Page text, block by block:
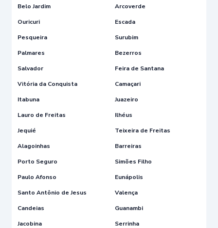
Belo Jardim
Arcoverde
Ouricuri
Escada
Pesqueira
Surubim
Palmares
Bezerros
Salvador
Feira de Santana
Vitória da Conquista
Camaçari
Itabuna
Juazeiro
Lauro de Freitas
Ilhéus
Jequié
Teixeira de Freitas
Alagoinhas
Barreiras
Porto Seguro
Simões Filho
Paulo Afonso
Eunápolis
Santo Antônio de Jesus
Valença
Candeias
Guanambi
Jacobina
Serrinha